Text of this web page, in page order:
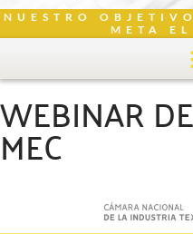
NUESTRO
META
WEBINAR
MEC